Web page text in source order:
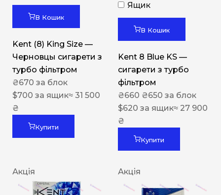
В Кошик
Kent (8) King Size —
Черновцы сигарети з
турбо фільтром
₴670 за блок
$700 за ящик≈ 31 500
₴
Купити
Ящик
В Кошик
Kent 8 Blue KS —
сигарети з турбо
фільтром
₴660 ₴650 за блок
$620 за ящик≈ 27 900
₴
Купити
Акція Акція